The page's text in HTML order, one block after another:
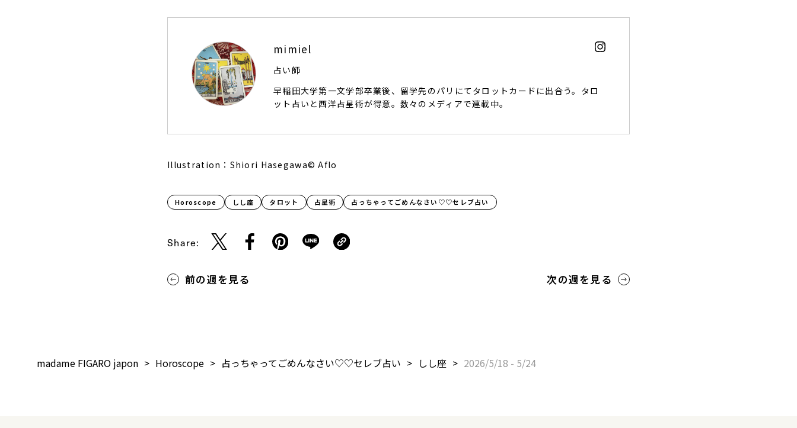
mimiel
占い師
早稲田大学第一文学部卒業後、留学先のパリにてタロットカードに出合う。タロ
ット占いと西洋占星術が得意。数々のメディアで連載中。
Illustration：Shiori Hasegawa©︎ Aflo
Horoscope しし座 タロット 占星術 占っちゃってごめんなさい♡♡セレブ占い
Share:
前の週を見る 次の週を見る
madame FIGARO japon Horoscope 占っちゃってごめんなさい♡♡セレブ占い しし座 2026/5/18 - 5/24